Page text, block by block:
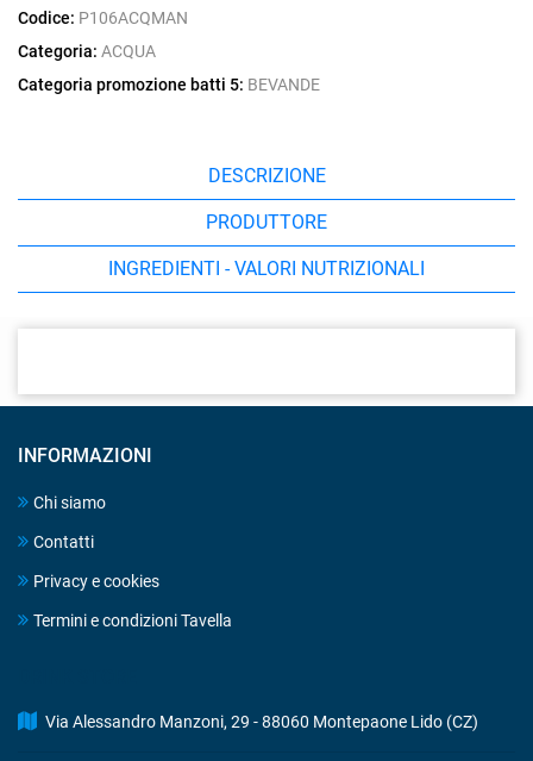
Codice: P106ACQMAN
Categoria: ACQUA
Categoria promozione batti 5: BEVANDE
DESCRIZIONE
PRODUTTORE
INGREDIENTI - VALORI NUTRIZIONALI
INFORMAZIONI
Chi siamo
Contatti
Privacy e cookies
Termini e condizioni Tavella
Via Alessandro Manzoni, 29 - 88060 Montepaone Lido (CZ)